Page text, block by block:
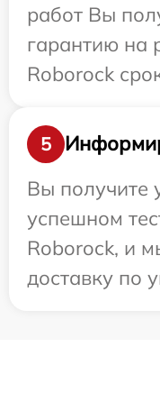
работ Вы
гарантию на
Roborock
5
Вы получите
успешном
Roborock, и
доставку по